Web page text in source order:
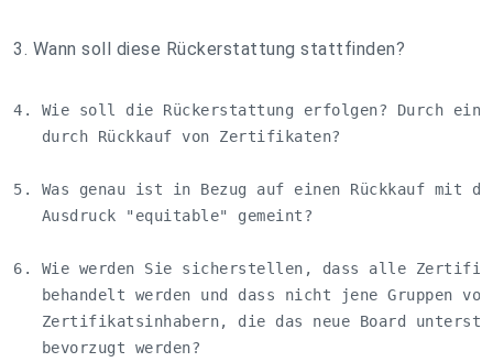
3. Wann soll diese Rückerstattung stattfinden?
4. Wie soll die Rückerstattung erfolgen? Durch
   durch Rückkauf von Zertifikaten?
5. Was genau ist in Bezug auf einen Rückkauf mit
   Ausdruck "equitable" gemeint?
6. Wie werden Sie sicherstellen, dass alle
behandelt werden und dass nicht jene Gruppen
Zertifikatsinhabern, die das neue Board
   bevorzugt werden?